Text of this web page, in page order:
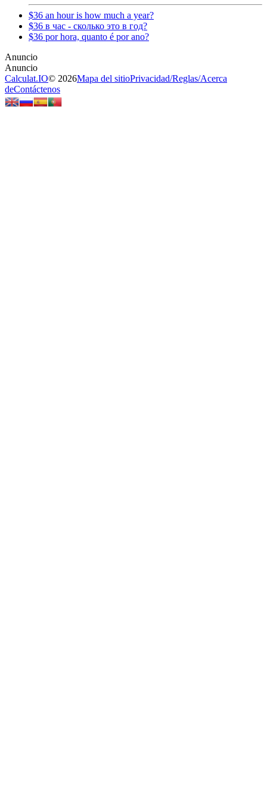
$36 an hour is how much a year?
$36 в час - сколько это в год?
$36 por hora, quanto é por ano?
Calculat.IO© 2026Mapa del sitioPrivacidad/Reglas/Acerca
deContáctenos